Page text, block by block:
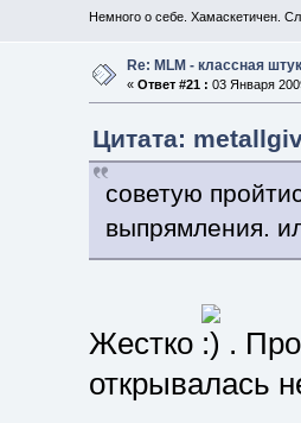
Немного о себе. Хамаскетичен.
Re: MLM - классная
« Ответ #21 : 03 Января
Цитата:
советую
выпрямления.
Жестко
.
открывалась